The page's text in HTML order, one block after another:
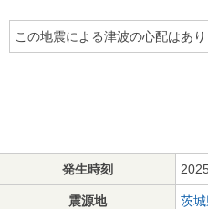
この地震による津波の心配はあり
発生時刻
震源地 茨